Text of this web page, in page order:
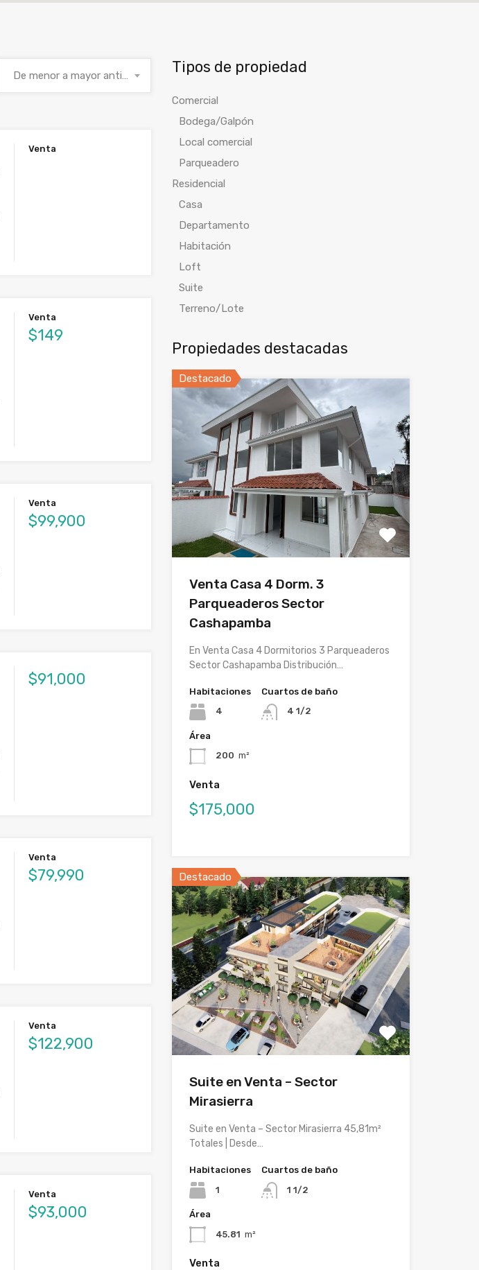
De menor a mayor antigüedad
Venta
Venta
$149
Venta
$99,900
$91,000
Venta
$79,990
Venta
$122,900
Venta
$93,000
Tipos de propiedad
Comercial
Bodega/Galpón
Local comercial
Parqueadero
Residencial
Casa
Departamento
Habitación
Loft
Suite
Terreno/Lote
Propiedades destacadas
Destacado
Venta Casa 4 Dorm. 3
Parqueaderos Sector
Cashapamba
En Venta Casa 4 Dormitorios 3 Parqueaderos
Sector Cashapamba Distribución…
Habitaciones
4
Cuartos de baño
4 1/2
Área
200 m²
Venta
$175,000
Destacado
Suite en Venta – Sector
Mirasierra
Suite en Venta – Sector Mirasierra 45,81m²
Totales | Desde…
Habitaciones
1
Cuartos de baño
1 1/2
Área
45.81 m²
Venta